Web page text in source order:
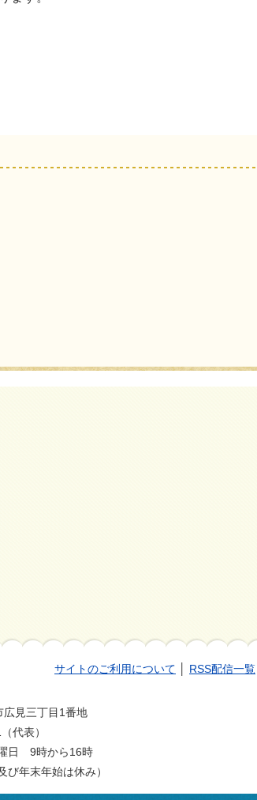
サイトのご利用について RSS配信一覧
見三丁目1番地
代表）
日 9時から16時
び年末年始は休み）